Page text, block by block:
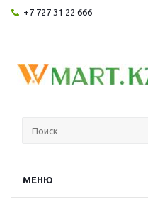
+7 727 31 22 666
МЕНЮ